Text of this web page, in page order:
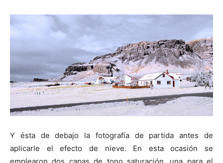
Y ésta de debajo la fotografía de partida antes de
aplicarle el efecto de nieve. En esta ocasión se
emplearon dos capas de tono saturación, una para el